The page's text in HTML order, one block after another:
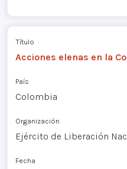
Título
Acciones elenas en la
País
Colombia
Organización
Ejército de Liberación
Fecha